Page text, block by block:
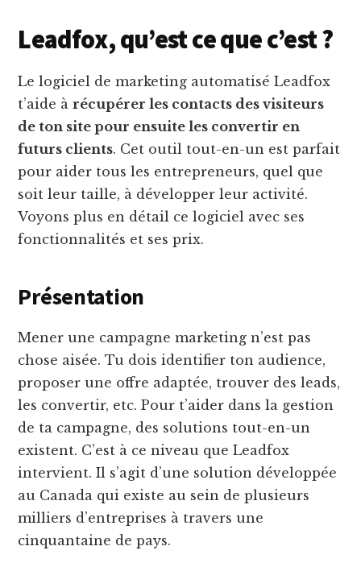
Leadfox, qu’est ce que c’est ?
Le logiciel de marketing automatisé Leadfox
t’aide àrécupérer les contacts des visiteurs
de ton site pour ensuite les convertir en
futurs clients. Cet outil tout-en-un est parfait
pour aider tous les entrepreneurs, quel que
soit leur taille, à développer leur activité.
Voyons plus en détail ce logiciel avec ses
fonctionnalités et ses prix.
Présentation
Mener une campagne marketing n’est pas
chose aisée. Tu dois identifier ton audience,
proposer une offre adaptée, trouver des leads,
les convertir, etc. Pour t’aider dans la gestion
de ta campagne, des solutions tout-en-un
existent. C’est à ce niveau que Leadfox
intervient. Il s’agit d’une solution développée
au Canada qui existe au sein de plusieurs
milliers d’entreprises à travers une
cinquantaine de pays.